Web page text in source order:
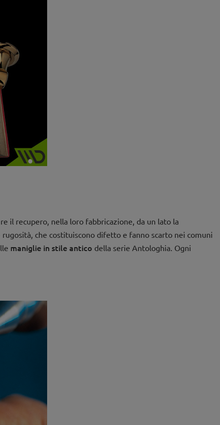
il recupero, nella loro fabbricazione, da un lato la
che costituiscono difetto e fanno scarto nei comuni
maniglie in stile antico della serie Antologhia. Ogni